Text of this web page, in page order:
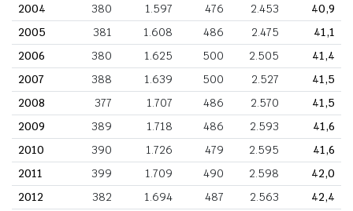
2004
380 1.597 476 2.453
40,9
2005
381 1.608 486 2.475
41,1
2006
380 1.625 500 2.505
41,4
2007
388 1.639 500 2.527
41,5
2008
377 1.707 486 2.570
41,5
2009
389 1.718 486 2.593
41,6
2010
390 1.726 479 2.595
41,6
2011
399 1.709 490 2.598
42,0
2012
382 1.694 487 2.563
42,4